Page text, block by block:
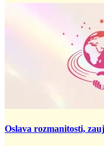
Oslava rozmanitosti,